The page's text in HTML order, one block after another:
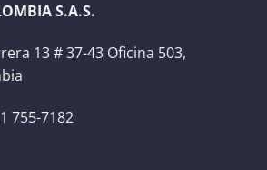
S.A.S.
13 # 37-43 Oficina 503,
755-7182